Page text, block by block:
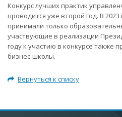
Конкурс лучших практик
проводится уже второй год. В 2023
принимали только
участвующие в реализации
году к участию в конкурсе также
бизнес-школы.
Вернуться к списку